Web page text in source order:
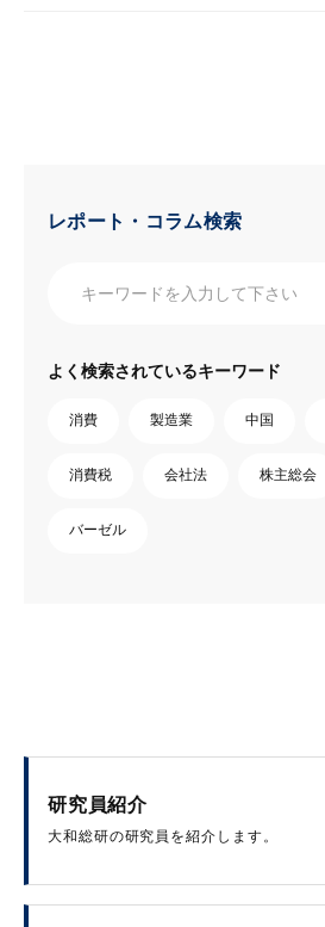
レポート・コラム検索
よく検索されているキーワード
消費 製造業 中国
消費税 会社法 株主総会
バーゼル
研究員紹介
大和総研の研究員を紹介します。